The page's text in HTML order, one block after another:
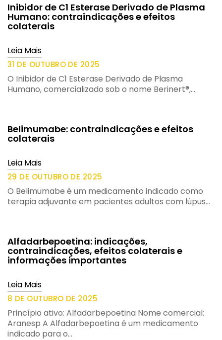
31 DE OUTUBRO DE 2025
Inibidor de C1 Esterase Derivado de Plasma
Humano: contraindicações e efeitos
colaterais
O Inibidor de C1 Esterase Derivado de Plasma
Humano, comercializado sob o nome Berinert®,…
Leia Mais
29 DE OUTUBRO DE 2025
Belimumabe: contraindicações e efeitos
colaterais
O Belimumabe é um medicamento indicado como
terapia adjuvante em pacientes adultos com lúpus…
Leia Mais
8 DE OUTUBRO DE 2025
Alfadarbepoetina: indicações,
contraindicações, efeitos colaterais e
informações importantes
Princípio ativo: Alfadarbepoetina Nome comercial:
Aranesp A Alfadarbepoetina é um medicamento
indicado para o…
Leia Mais